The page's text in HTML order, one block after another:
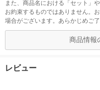
また、商品名における「セット」
お約束するものではありません。
場合がございます。あらかじめご了
商品情報
レビュー